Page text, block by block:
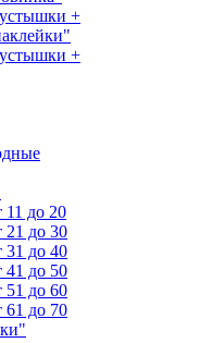
+
+
11 до 20
21 до 30
31 до 40
41 до 50
51 до 60
61 до 70